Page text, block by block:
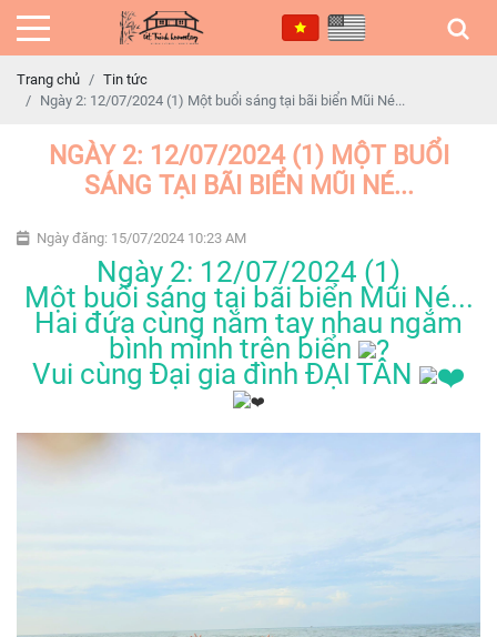
Trang chủ
Tin tức
Ngày 2: 12/07/2024 (1) Một buổi sáng tại bãi biển Mũi Né...
NGÀY 2: 12/07/2024 (1) MỘT BUỔI
SÁNG TẠI BÃI BIỂN MŨI NÉ...
Ngày đăng: 15/07/2024 10:23 AM
Ngày 2: 12/07/2024 (1)
Một buổi sáng tại bãi biển Mũi Né...
Hai đứa cùng nắm tay nhau ngắm
bình minh trên biển
Vui cùng Đại gia đình ĐẠI TÂN